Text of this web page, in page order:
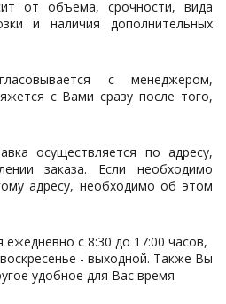
от объема, срочности, вида
и наличия дополнительных
с менеджером,
с Вами сразу после того,
осуществляется по адресу,
заказа. Если необходимо
адресу, необходимо об этом
с 8:30 до 17:00 часов,
- выходной. Также Вы
удобное для Вас время